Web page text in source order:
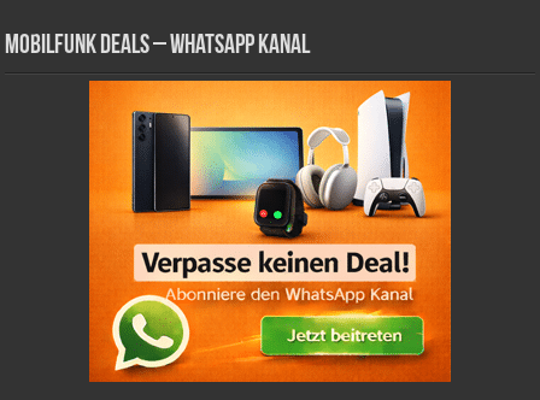
Mobilfunk Deals – WhatsApp Kanal